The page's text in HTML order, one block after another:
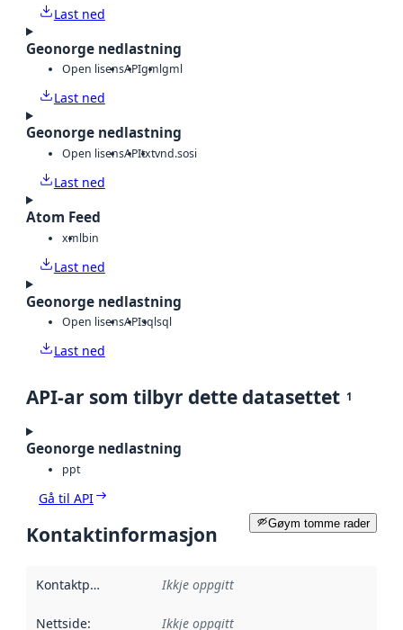
Last ned
Geonorge nedlastning
Open lisensAPIgmlgml
Last ned
Geonorge nedlastning
Open lisensAPItxtvnd.sosi
Last ned
Atom Feed
xmlbin
Last ned
Geonorge nedlastning
Open lisensAPIsqlsql
Last ned
API-ar som tilbyr dette datasettet 1
Geonorge nedlastning
ppt
Gå til API
Gøym tomme rader
Kontaktinformasjon
Kontaktpunkt Ikkje oppgitt
Nettside: Ikkje oppgitt